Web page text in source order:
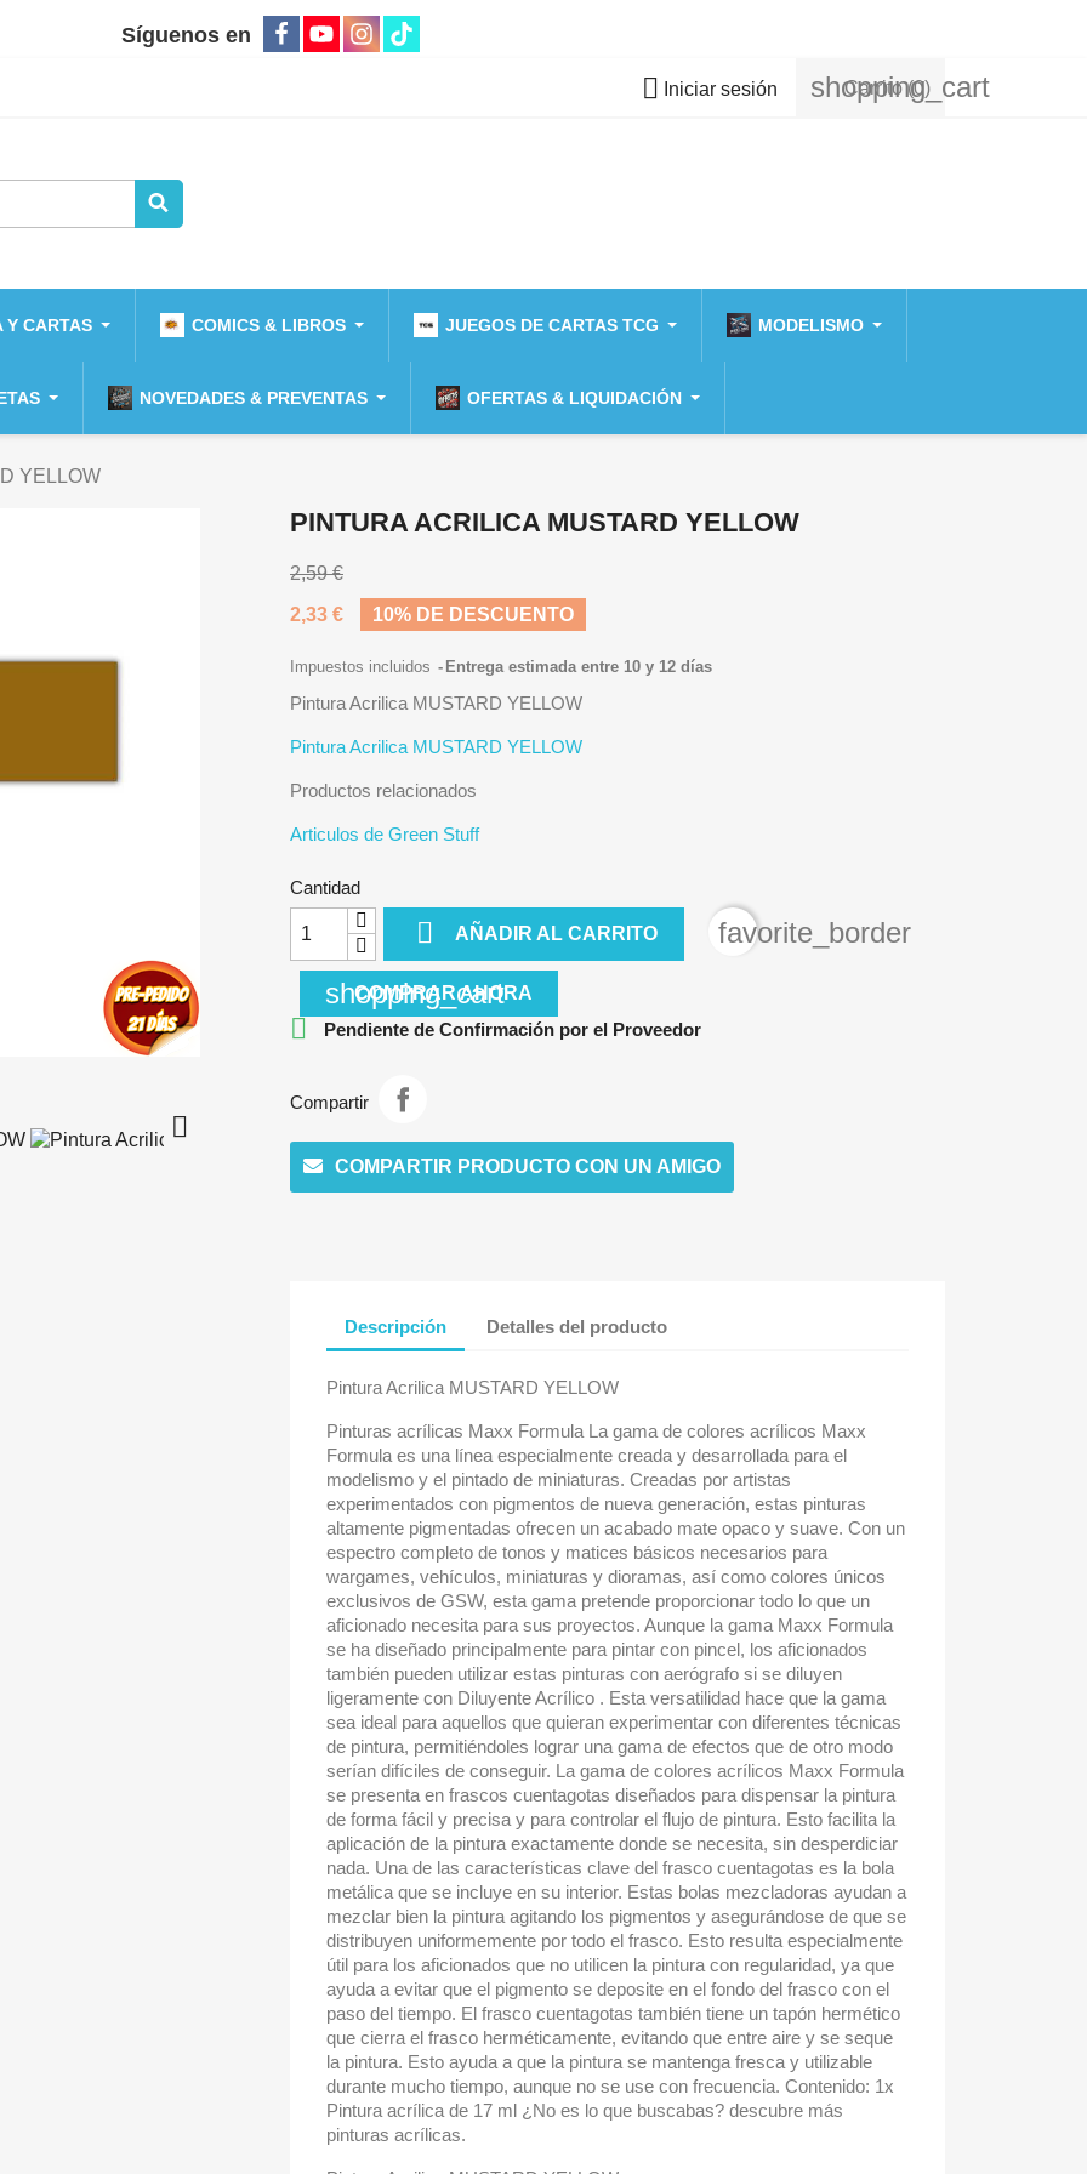
Síguenos en
 Iniciar sesión shopping_cart
Carrito (0)
Y CARTAS COMICS & LIBROS JUEGOS DE CARTAS TCG MODELISMO
NOVEDADES & PREVENTAS OFERTAS & LIQUIDACIÓN
YELLOW

PINTURA ACRILICA MUSTARD YELLOW
2,59 €
2,33 €
10% DE DESCUENTO
Impuestos incluidos Entrega estimada entre 10 y 12 días
Pintura Acrilica MUSTARD YELLOW
Pintura Acrilica MUSTARD YELLOW
Productos relacionados
Articulos de Green Stuff
Cantidad
 AÑADIR AL CARRITO
favorite_border
shopping_cart
COMPRAR AHORA
 Pendiente de Confirmación por el Proveedor
Compartir
COMPARTIR PRODUCTO CON UN AMIGO
Descripción Detalles del producto
Pintura Acrilica MUSTARD YELLOW
Pinturas acrílicas Maxx Formula La gama de colores acrílicos Maxx
Formula es una línea especialmente creada y desarrollada para el
modelismo y el pintado de miniaturas. Creadas por artistas
experimentados con pigmentos de nueva generación, estas pinturas
altamente pigmentadas ofrecen un acabado mate opaco y suave. Con un
espectro completo de tonos y matices básicos necesarios para
wargames, vehículos, miniaturas y dioramas, así como colores únicos
exclusivos de GSW, esta gama pretende proporcionar todo lo que un
aficionado necesita para sus proyectos. Aunque la gama Maxx Formula
se ha diseñado principalmente para pintar con pincel, los aficionados
también pueden utilizar estas pinturas con aerógrafo si se diluyen
ligeramente con Diluyente Acrílico . Esta versatilidad hace que la gama
sea ideal para aquellos que quieran experimentar con diferentes técnicas
de pintura, permitiéndoles lograr una gama de efectos que de otro modo
serían difíciles de conseguir. La gama de colores acrílicos Maxx Formula
se presenta en frascos cuentagotas diseñados para dispensar la pintura
de forma fácil y precisa y para controlar el flujo de pintura. Esto facilita la
aplicación de la pintura exactamente donde se necesita, sin desperdiciar
nada. Una de las características clave del frasco cuentagotas es la bola
metálica que se incluye en su interior. Estas bolas mezcladoras ayudan a
mezclar bien la pintura agitando los pigmentos y asegurándose de que se
distribuyen uniformemente por todo el frasco. Esto resulta especialmente
útil para los aficionados que no utilicen la pintura con regularidad, ya que
ayuda a evitar que el pigmento se deposite en el fondo del frasco con el
paso del tiempo. El frasco cuentagotas también tiene un tapón hermético
que cierra el frasco herméticamente, evitando que entre aire y se seque
la pintura. Esto ayuda a que la pintura se mantenga fresca y utilizable
durante mucho tiempo, aunque no se use con frecuencia. Contenido: 1x
Pintura acrílica de 17 ml ¿No es lo que buscabas? descubre más
pinturas acrílicas.